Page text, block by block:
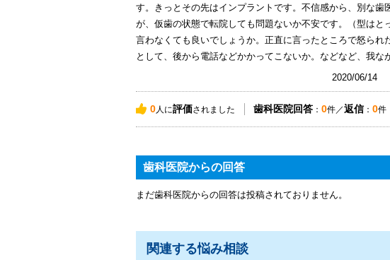
す。きっとその先はインプラントです。不信感から、別な
が、仮歯の状態で転院しても問題ないか不安です。（型は
言わなくても良いでしょうか。正直に言ったところで怒ら
として、後から電話などかかってこないか。などなど、我な
2020/06/14
0人に評価されました 歯科医院回答： 0件／返信： 0件
歯科医院からの回答
まだ歯科医院からの回答は投稿されておりません。
関連する悩み相談